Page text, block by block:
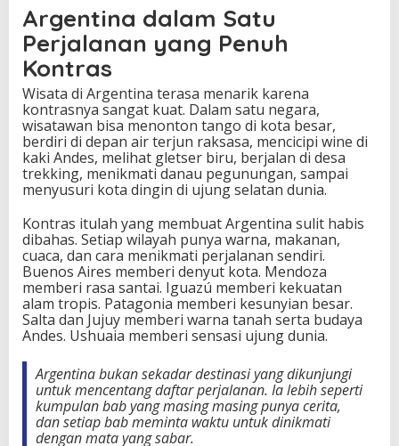
Argentina dalam Satu
Perjalanan yang Penuh
Kontras
Wisata di Argentina terasa menarik karena
kontrasnya sangat kuat. Dalam satu negara,
wisatawan bisa menonton tango di kota besar,
berdiri di depan air terjun raksasa, mencicipi wine di
kaki Andes, melihat gletser biru, berjalan di desa
trekking, menikmati danau pegunungan, sampai
menyusuri kota dingin di ujung selatan dunia.
Kontras itulah yang membuat Argentina sulit habis
dibahas. Setiap wilayah punya warna, makanan,
cuaca, dan cara menikmati perjalanan sendiri.
Buenos Aires memberi denyut kota. Mendoza
memberi rasa santai. Iguazú memberi kekuatan
alam tropis. Patagonia memberi kesunyian besar.
Salta dan Jujuy memberi warna tanah serta budaya
Andes. Ushuaia memberi sensasi ujung dunia.
Argentina bukan sekadar destinasi yang dikunjungi
untuk mencentang daftar perjalanan. Ia lebih seperti
kumpulan bab yang masing masing punya cerita,
dan setiap bab meminta waktu untuk dinikmati
dengan mata yang sabar.